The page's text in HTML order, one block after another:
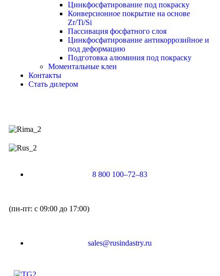
Цинкфосфатирование под покраску
Конверсионное покрытие на основе
Zr/Ti/Si
Пассивация фосфатного слоя
Цинкфосфатирование антикоррозийное и
под деформацию
Подготовка алюминия под покраску
Моментальные клеи
Контакты
Стать дилером
8 800 100–72–83
(пн-пт: с 09:00 до 17:00)
sales@rusindastry.ru